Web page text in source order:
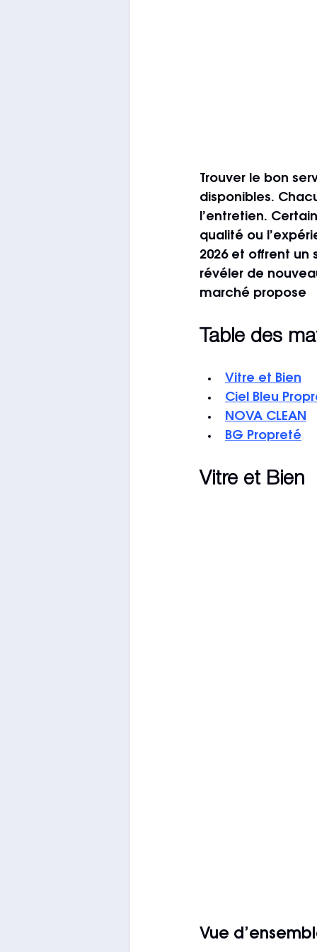
Trouver le bon
disponibles.
l’entretien.
qualité ou
2026 et offrent
révéler de
marché propose
Table des
Vitre et Bien
Ciel Bleu
NOVA CLEAN
BG Propreté
Vitre et Bien
Vue